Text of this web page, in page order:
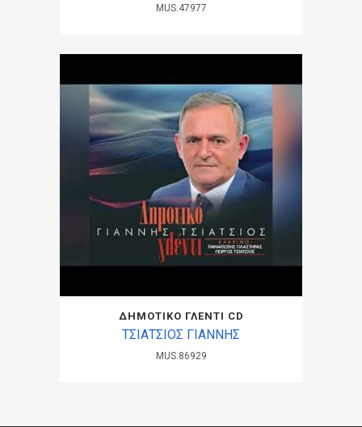
MUS.47977
ΔΗΜΟΤΙΚΟ ΓΛΕΝΤΙ CD
ΤΣΙΑΤΣΙΟΣ ΓΙΑΝΝΗΣ
MUS.86929